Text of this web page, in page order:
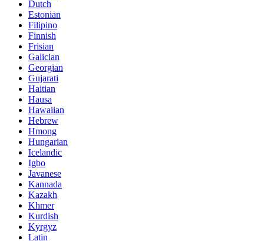
Dutch
Estonian
Filipino
Finnish
Frisian
Galician
Georgian
Gujarati
Haitian
Hausa
Hawaiian
Hebrew
Hmong
Hungarian
Icelandic
Igbo
Javanese
Kannada
Kazakh
Khmer
Kurdish
Kyrgyz
Latin